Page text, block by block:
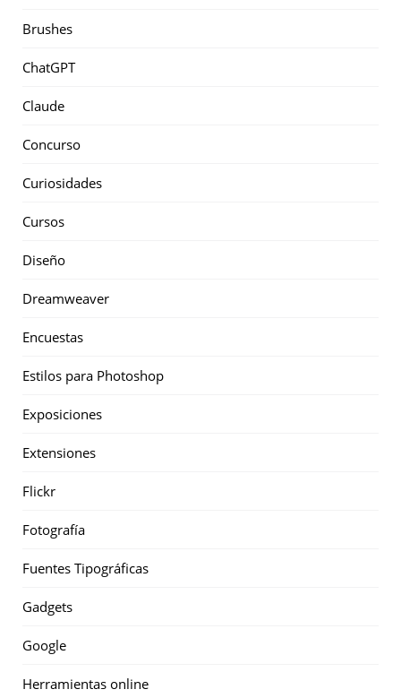
Brushes
ChatGPT
Claude
Concurso
Curiosidades
Cursos
Diseño
Dreamweaver
Encuestas
Estilos para Photoshop
Exposiciones
Extensiones
Flickr
Fotografía
Fuentes Tipográficas
Gadgets
Google
Herramientas online